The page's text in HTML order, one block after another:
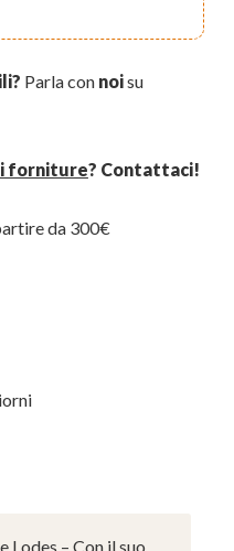
Parla con noisu
forniture? Contattaci!
da 300€
Lodes – Con il suo